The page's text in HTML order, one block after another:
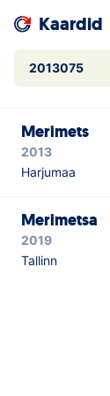
Kaardid
Merimets
2013
Harjumaa
Merimetsa
2019
Tallinn